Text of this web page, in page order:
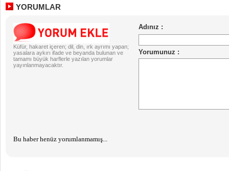
YORUMLAR
Küfür, hakaret içeren; dil, din, ırk ayrımı yapan;
yasalara aykırı ifade ve beyanda bulunan ve
tamamı büyük harflerle yazılan yorumlar
yayınlanmayacaktır.
Bu haber henüz yorumlanmamış...